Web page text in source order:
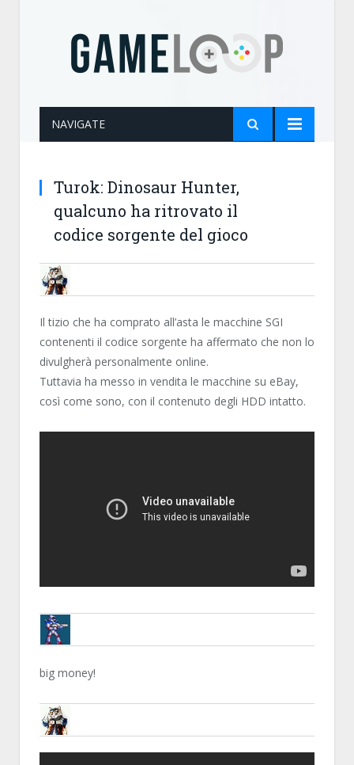
NAVIGATE
Turok: Dinosaur Hunter,
qualcuno ha ritrovato il
codice sorgente del gioco
DSOFT20
Il tizio che ha comprato all’asta le macchine SGI
contenenti il codice sorgente ha affermato che non lo
divulgherà personalmente online.
Tuttavia ha messo in vendita le macchine su eBay,
così come sono, con il contenuto degli HDD intatto.
BRUNOB
big money!
DSOFT20